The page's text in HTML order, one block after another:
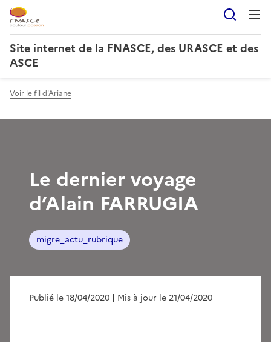
Site internet de la FNASCE, des URASCE et des
ASCE
Voir le fil d'Ariane
Le dernier voyage
d’Alain FARRUGIA
migre_actu_rubrique
Publié le 18/04/2020 | Mis à jour le 21/04/2020